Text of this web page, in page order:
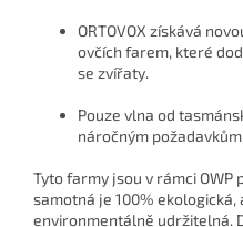
ORTOVOX získává
ovčích farem, které
se zvířaty.
Pouze vlna od
náročným požadavkům
Tyto farmy jsou v rámci
samotná je 100%
environmentálně udržitelná.